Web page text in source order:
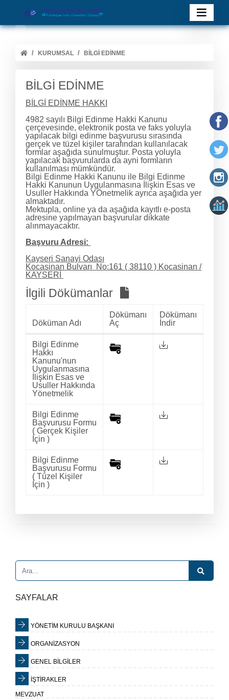
KURUMSAL BİLGİ EDİNME
BİLGİ EDİNME
BİLGİ EDİNME HAKKI
4982 sayılı Bilgi Edinme Hakki Kanunu
çerçevesinde, elektronik posta ve faks yoluyla
yapılacak bilgi edinme başvurusu sırasında
gerçek ve tüzel kişiler tarafından kullanılacak
formlar aşağıda sunulmuştur. Posta yoluyla
yapılacak başvurularda da ayni formların
kullanılması mümkündür.
Bilgi Edinme Hakki Kanunu ile Bilgi Edinme
Hakki Kanunun Uygulanmasına İlişkin Esas ve
Usuller Hakkında YÖnetmelik ayrıca aşağıda yer
almaktadır.
Mektupla, online ya da aşağıda kayıtlı e-posta
adresine yapılmayan başvurular dikkate
alınmayacaktır.
Başvuru Adresi:
Kayseri Sanayi Odası
Kocasinan Bulvarı No:161 ( 38110 ) Kocasinan /
KAYSERİ
İlgili Dökümanlar
Döküman Adı
Dökümanı
Aç
Dökümanı
İndir
Bilgi Edinme
Hakkı
Kanunu'nun
Uygulanmasına
İlişkin Esas ve
Usuller Hakkında
Yönetmelik
Bilgi Edinme
Başvurusu Formu
( Gerçek Kişiler
İçin )
Bilgi Edinme
Başvurusu Formu
( Tüzel Kişiler
İçin )
SAYFALAR
YÖNETİM KURULU BAŞKANI
ORGANİZASYON
GENEL BİLGİLER
İŞTİRAKLER
MEVZUAT